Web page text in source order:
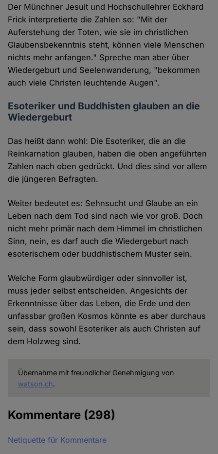
Der Münchner Jesuit und Hochschullehrer Eckhard
Frick interpretierte die Zahlen so: "Mit der
Auferstehung der Toten, wie sie im christlichen
Glaubensbekenntnis steht, können viele Menschen
nichts mehr anfangen." Spreche man aber über
Wiedergeburt und Seelenwanderung, "bekommen
auch viele Christen leuchtende Augen".
Esoteriker und Buddhisten glauben an die
Wiedergeburt
Das heißt dann wohl: Die Esoteriker, die an die
Reinkarnation glauben, haben die oben angeführten
Zahlen nach oben gedrückt. Und dies sind vor allem
die jüngeren Befragten.
Weiter bedeutet es: Sehnsucht und Glaube an ein
Leben nach dem Tod sind nach wie vor groß. Doch
nicht mehr primär nach dem Himmel im christlichen
Sinn, nein, es darf auch die Wiedergeburt nach
esoterischem oder buddhistischem Muster sein.
Welche Form glaubwürdiger oder sinnvoller ist,
muss jeder selbst entscheiden. Angesichts der
Erkenntnisse über das Leben, die Erde und den
unfassbar großen Kosmos könnte es aber durchaus
sein, dass sowohl Esoteriker als auch Christen auf
dem Holzweg sind.
Übernahme mit freundlicher Genehmigung von
watson.ch.
Kommentare (298)
Netiquette für Kommentare